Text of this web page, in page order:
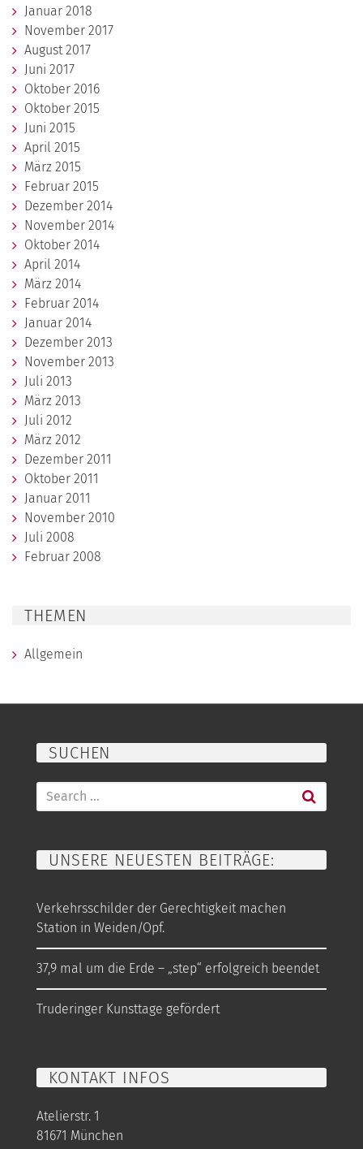
Januar 2018
November 2017
August 2017
Juni 2017
Oktober 2016
Oktober 2015
Juni 2015
April 2015
März 2015
Februar 2015
Dezember 2014
November 2014
Oktober 2014
April 2014
März 2014
Februar 2014
Januar 2014
Dezember 2013
November 2013
Juli 2013
März 2013
Juli 2012
März 2012
Dezember 2011
Oktober 2011
Januar 2011
November 2010
Juli 2008
Februar 2008
THEMEN
Allgemein
SUCHEN
Search
UNSERE NEUESTEN BEITRÄGE:
Verkehrsschilder der Gerechtigkeit machen
Station in Weiden/Opf.
37,9 mal um die Erde – „step“ erfolgreich beendet
Truderinger Kunsttage gefördert
KONTAKT INFOS
Atelierstr. 1
81671 München